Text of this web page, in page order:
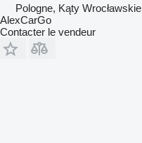
Pologne, Kąty Wrocławskie
AlexCarGo
Contacter le vendeur